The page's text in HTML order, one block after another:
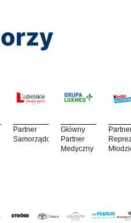
Partner
Samorządowy
Główny
Partner
Medyczny